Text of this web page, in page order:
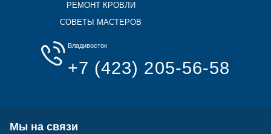
РЕМОНТ КРОВЛИ
СОВЕТЫ МАСТЕРОВ
Владивосток
+7 (423) 205-56-58
Мы на связи